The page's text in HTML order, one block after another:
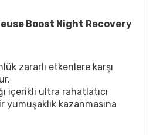
Boost Night Recovery
zararlı etkenlere karşı
içerikli ultra rahatlatıcı
yumuşaklık kazanmasına